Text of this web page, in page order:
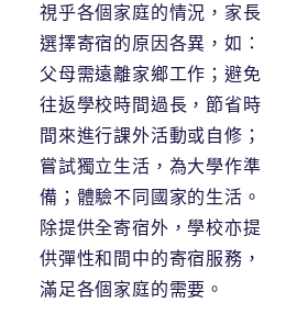
視乎各個家庭的情況，家長
選擇寄宿的原因各異，如：
父母需遠離家鄉工作；避免
往返學校時間過長，節省時
間來進行課外活動或自修；
嘗試獨立生活，為大學作準
備；體驗不同國家的生活。
除提供全寄宿外，學校亦提
供彈性和間中的寄宿服務，
滿足各個家庭的需要。